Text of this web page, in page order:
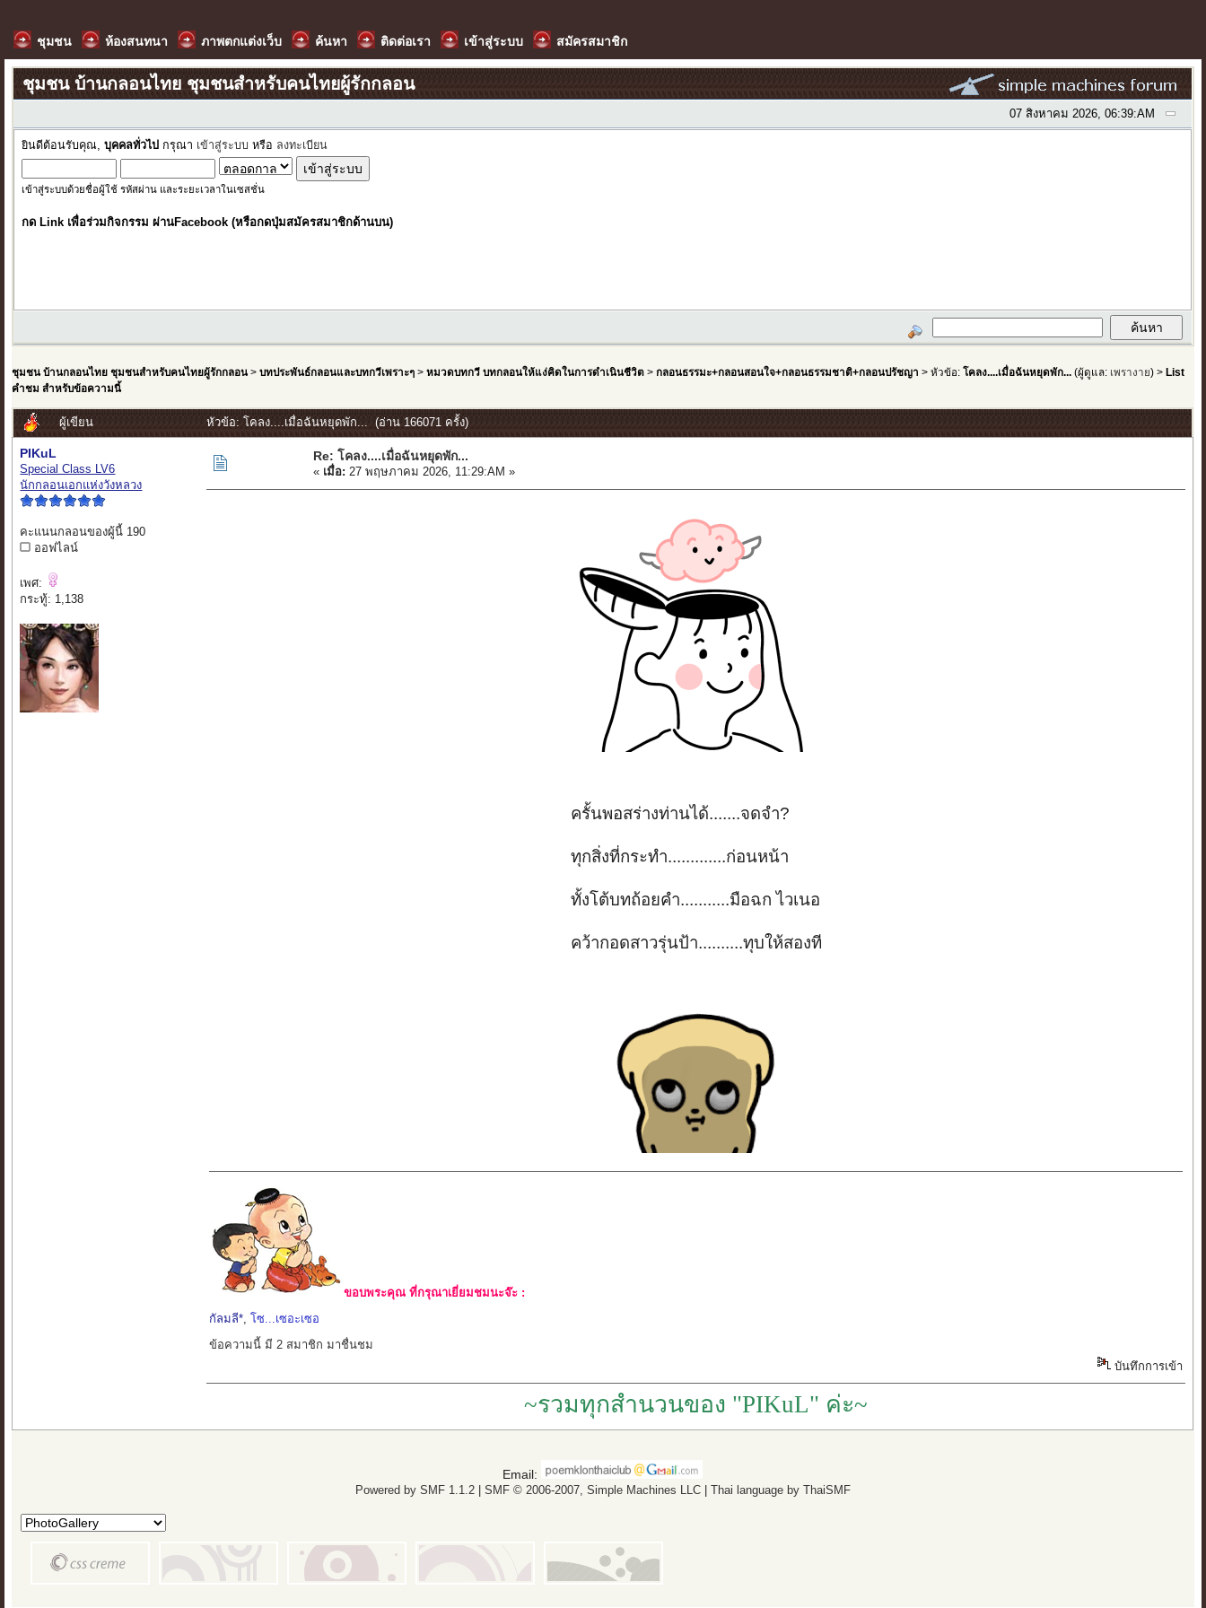
ชุมชน ห้องสนทนา ภาพตกแต่งเว็บ ค้นหา ติดต่อเรา เข้าสู่ระบบ สมัครสมาชิก
ชุมชน บ้านกลอนไทย ชุมชนสำหรับคนไทยผู้รักกลอน
07 สิงหาคม 2026, 06:39:AM
ยินดีต้อนรับคุณ,บุคคลทั่วไป กรุณา เข้าสู่ระบบ หรือ ลงทะเบียน
เข้าสู่ระบบด้วยชื่อผู้ใช้ รหัสผ่าน และระยะเวลาในเซสชั่น
กด Link เพื่อร่วมกิจกรรม ผ่านFacebook (หรือกดปุ่มสมัครสมาชิกด้านบน)
ชุมชน บ้านกลอนไทย ชุมชนสำหรับคนไทยผู้รักกลอน >บทประพันธ์กลอนและบทกวีเพราะๆ >หมวดบทกวี บทกลอนให้แง่คิดในการดำเนินชีวิต >กลอนธรรมะ+กลอนสอนใจ+กลอนธรรมชาติ+กลอนปรัชญา > หัวข้อ:โคลง....เมื่อฉันหยุดพัก... (ผู้ดูแล: เพรางาย) >List
คำชม สำหรับข้อความนี้
ผู้เขียน หัวข้อ: โคลง....เมื่อฉันหยุดพัก... (อ่าน 166071 ครั้ง)
PIKuL
Special Class LV6
นักกลอนเอกแห่งวังหลวง
คะแนนกลอนของผู้นี้ 190
ออฟไลน์
เพศ:
กระทู้: 1,138
Re: โคลง....เมื่อฉันหยุดพัก...
« เมื่อ: 27 พฤษภาคม 2026, 11:29:AM »
ครั้นพอสร่างท่านได้.......จดจำ?
ทุกสิ่งที่กระทำ.............ก่อนหน้า
ทั้งโต้บทถ้อยคำ...........มือฉก ไวเนอ
คว้ากอดสาวรุ่นป้า..........ทุบให้สองที
ขอบพระคุณ ที่กรุณาเยี่ยมชมนะจ๊ะ :
กัลมลี* ,โซ...เซอะเซอ
ข้อความนี้ มี 2 สมาชิก มาชื่นชม
บันทึกการเข้า
~รวมทุกสำนวนของ "PIKuL" ค่ะ~
Email:
Powered by SMF 1.1.2| SMF © 2006-2007, Simple Machines LLC| Thai language by ThaiSMF